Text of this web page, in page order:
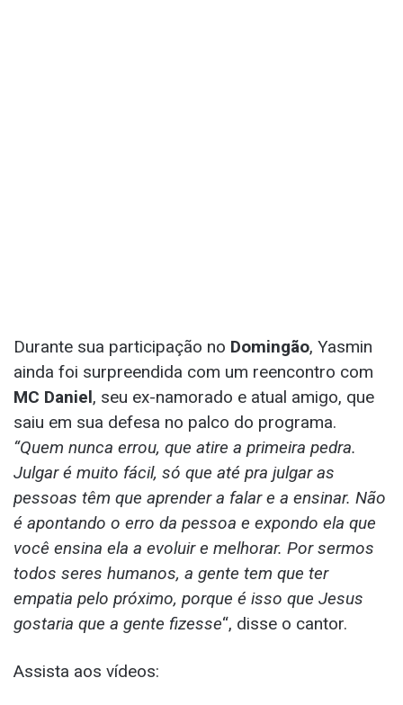
Durante sua participação no Domingão, Yasmin
ainda foi surpreendida com um reencontro com
MC Daniel, seu ex-namorado e atual amigo, que
saiu em sua defesa no palco do programa.
“Quem nunca errou, que atire a primeira pedra.
Julgar é muito fácil, só que até pra julgar as
pessoas têm que aprender a falar e a ensinar. Não
é apontando o erro da pessoa e expondo ela que
você ensina ela a evoluir e melhorar. Por sermos
todos seres humanos, a gente tem que ter
empatia pelo próximo, porque é isso que Jesus
gostaria que a gente fizesse“, disse o cantor.
Assista aos vídeos: